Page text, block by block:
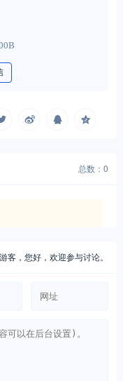
总数：0
游客，您好，欢迎参与讨论。